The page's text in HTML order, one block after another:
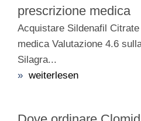
prescrizione medica
Acquistare Sildenafil
medica Valutazione 4.6
Silagra...
» weiterlesen